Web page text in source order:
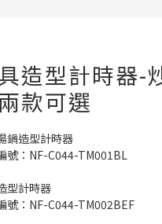
造型計時器-
款可選
鍋造型計時器
號：NF-C044-TM001BL
型計時器
號：NF-C044-TM002BEF